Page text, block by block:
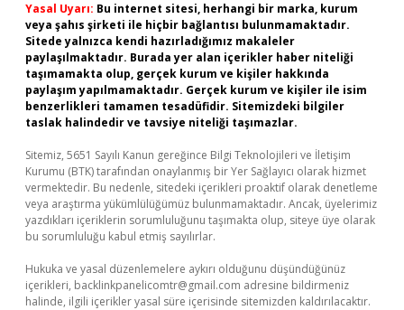
Yasal Uyarı: Bu internet sitesi, herhangi bir marka, kurum
veya şahıs şirketi ile hiçbir bağlantısı bulunmamaktadır.
Sitede yalnızca kendi hazırladığımız makaleler
paylaşılmaktadır. Burada yer alan içerikler haber niteliği
taşımamakta olup, gerçek kurum ve kişiler hakkında
paylaşım yapılmamaktadır. Gerçek kurum ve kişiler ile isim
benzerlikleri tamamen tesadüfidir. Sitemizdeki bilgiler
taslak halindedir ve tavsiye niteliği taşımazlar.
Sitemiz, 5651 Sayılı Kanun gereğince Bilgi Teknolojileri ve İletişim
Kurumu (BTK) tarafından onaylanmış bir Yer Sağlayıcı olarak hizmet
vermektedir. Bu nedenle, sitedeki içerikleri proaktif olarak denetleme
veya araştırma yükümlülüğümüz bulunmamaktadır. Ancak, üyelerimiz
yazdıkları içeriklerin sorumluluğunu taşımakta olup, siteye üye olarak
bu sorumluluğu kabul etmiş sayılırlar.
Hukuka ve yasal düzenlemelere aykırı olduğunu düşündüğünüz
içerikleri, backlinkpanelicomtr@gmail.com adresine bildirmeniz
halinde, ilgili içerikler yasal süre içerisinde sitemizden kaldırılacaktır.